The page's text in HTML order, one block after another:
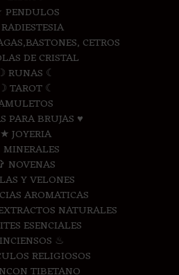
CETROS
DE CRISTAL
☽ RUNAS ☾
☽ TAROT ☾
PARA BRUJAS ♥
★ JOYERIA
NOVENAS
Y VELONES
AROMATICAS
NATURALES
ESENCIALES
♨
RELIGIOSOS